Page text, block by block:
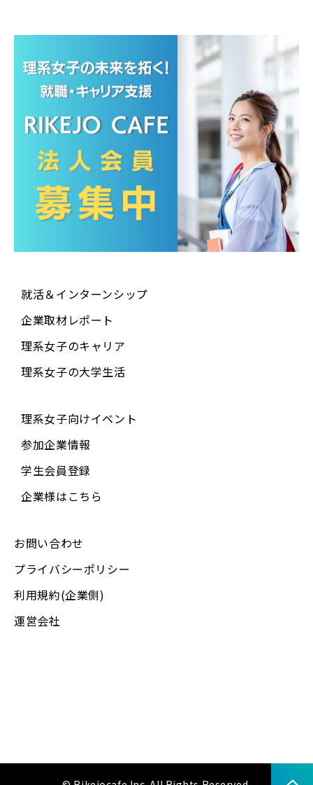
■ 「個人情報の取り扱いについて」の変更
当社は本「個人情報の取り扱いについて」を継続的に見直
し、その改善に努めます。その際、利用者に予告なく変更
することがあります。ただし、利用目的を変更する場合は
■ 個人情報の変更等およびお問い合わせ
利用者の個人情報に関するお問い合わせにつきましては、
下記の通りとさせていただきます。
［利用者ご自身が本サービスからご入力いただいた内容の
更、追加、削除、利用停止（登録抹消）も利用者ご自身で
操作していただくことができます。
い合わせは、ご意見・お問い合わせフォームよりお願いし
ます。1週間を目途として、手続き等についてお知らせい
たします。
利用者の個人情報は、以下の者が責任をもって管理するも
RIKEJO CAFE運営事務局 個人情報保護管理責任者
info@rikejocafe.jp
就活＆インターンシップ
企業取材レポート
理系女子のキャリア
理系女子の大学生活
理系女子向けイベント
参加企業情報
学生会員登録
企業様はこちら
お問い合わせ
プライバシーポリシー
利用規約(企業側)
運営会社